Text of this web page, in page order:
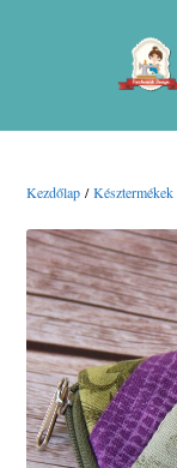
Kezdőlap /Késztermékek